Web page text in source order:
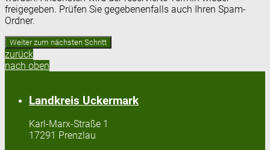
freigegeben. Prüfen Sie gegebenenfalls auch Ihren Spam-
Ordner.
zurück
nach oben
Landkreis Uckermark
Karl-Marx-Straße 1
17291 Prenzlau